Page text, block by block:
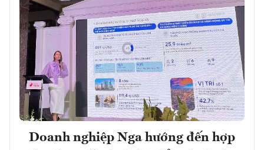
Doanh nghiệp Nga hướng đến hợp